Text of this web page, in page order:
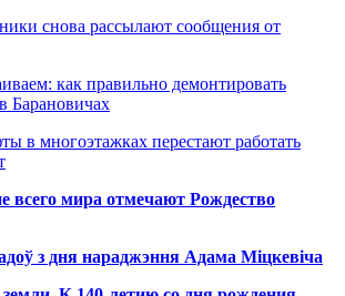
снова рассылают сообщения от
как правильно демонтировать
Барановичах
в многоэтажках перестают работать
всего мира отмечают Рождество
з дня нараджэння Адама Міцкевіча